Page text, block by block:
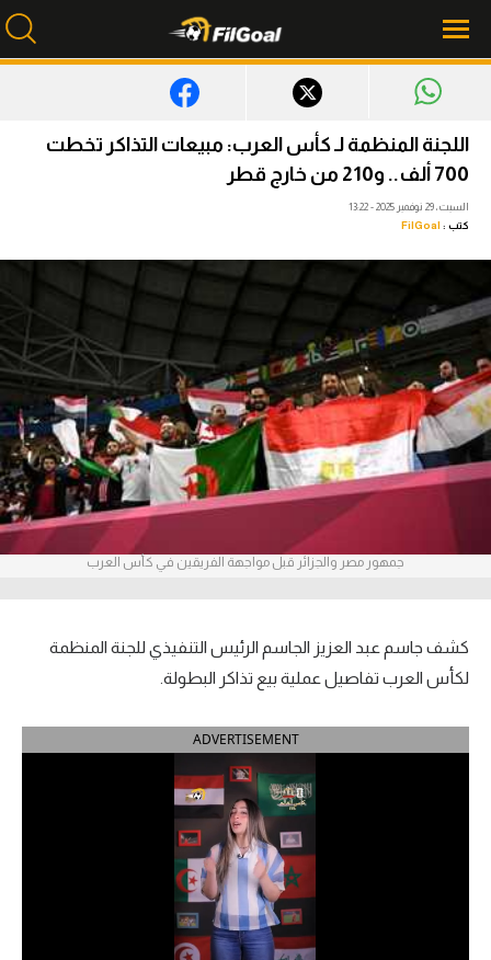
محتوى إخباري
الرئيسية
أخبار
مباريات
ميركاتو
فانتازي في الجول
مسابقة التوقعات
فيديوهات
عدسات
ركن الألعاب
بطولات
أمريكا 2026
الدوري المصري
الدوري الإنجليزي الممتاز
اللجنة المنظمة لـ كأس العرب: مبيعات التذاكر تخطت
700 ألف.. و210 من خارج قطر
السبت، 29 نوفمبر 2025 - 13:22
كتب : FilGoal
جمهور مصر والجزائر قبل مواجهة الفريقين في كأس العرب
كشف جاسم عبد العزيز الجاسم الرئيس التنفيذي للجنة المنظمة
لكأس العرب تفاصيل عملية بيع تذاكر البطولة.
ADVERTISEMENT